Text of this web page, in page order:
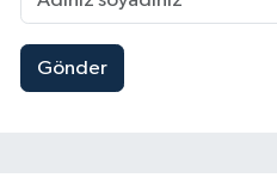
Gönder